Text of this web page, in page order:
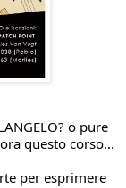
o pure
questo corso…
per esprimere